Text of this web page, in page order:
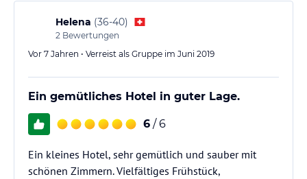
Helena (36-40)
2 Bewertungen
Vor 7 Jahren • Verreist als Gruppe im Juni 2019
Ein gemütliches Hotel in guter Lage.
6 / 6
Ein kleines Hotel, sehr gemütlich und sauber mit
schönen Zimmern. Vielfältiges Frühstück,